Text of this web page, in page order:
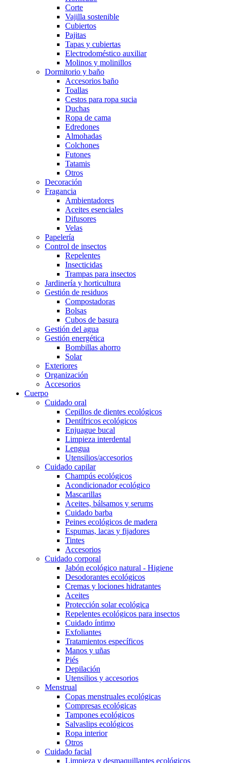
Corte
Vajilla sostenible
Cubiertos
Pajitas
Tapas y cubiertas
Electrodoméstico auxiliar
Molinos y molinillos
Dormitorio y baño
Accesorios baño
Toallas
Cestos para ropa sucia
Duchas
Ropa de cama
Edredones
Almohadas
Colchones
Futones
Tatamis
Otros
Decoración
Fragancia
Ambientadores
Aceites esenciales
Difusores
Velas
Papelería
Control de insectos
Repelentes
Insecticidas
Trampas para insectos
Jardinería y horticultura
Gestión de residuos
Compostadoras
Bolsas
Cubos de basura
Gestión del agua
Gestión energética
Bombillas ahorro
Solar
Exteriores
Organización
Accesorios
Cuerpo
Cuidado oral
Cepillos de dientes ecológicos
Dentífricos ecológicos
Enjuague bucal
Limpieza interdental
Lengua
Utensilios/accesorios
Cuidado capilar
Champús ecológicos
Acondicionador ecológico
Mascarillas
Aceites, bálsamos y serums
Cuidado barba
Peines ecológicos de madera
Espumas, lacas y fijadores
Tintes
Accesorios
Cuidado corporal
Jabón ecológico natural - Higiene
Desodorantes ecológicos
Cremas y lociones hidratantes
Aceites
Protección solar ecológica
Repelentes ecológicos para insectos
Cuidado íntimo
Exfoliantes
Tratamientos específicos
Manos y uñas
Piés
Depilación
Utensilios y accesorios
Menstrual
Copas menstruales ecológicas
Compresas ecológicas
Tampones ecológicos
Salvaslips ecológicos
Ropa interior
Otros
Cuidado facial
Limpieza y desmaquillantes ecológicos